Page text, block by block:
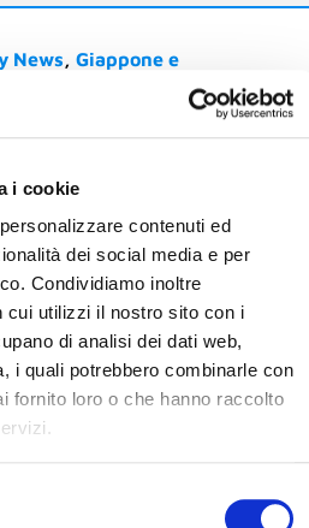
i cookie
contenuti ed
dei social media e per
Condividiamo inoltre
cui utilizzi il nostro sito con i
di analisi dei dati web,
i quali potrebbero combinarle con
fornito loro o che hanno raccolto
News
Giappone e
il Giappone che
a un passo da
Blueberry Berry News
viaggiare oggi?
succede davvero
parti con un Tour